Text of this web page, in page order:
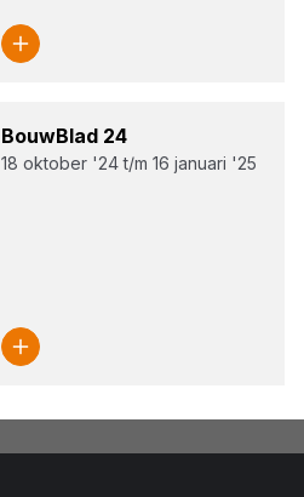
Bouw­Blad 24
18 oktober '24 t/m 16 januari '25